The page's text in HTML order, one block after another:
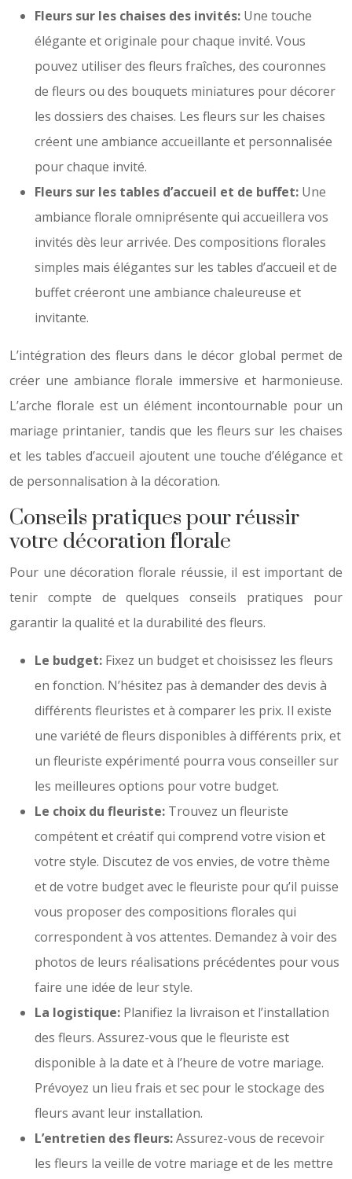
Fleurs sur les chaises des invités: Une touche
élégante et originale pour chaque invité. Vous
pouvez utiliser des fleurs fraîches, des couronnes
de fleurs ou des bouquets miniatures pour décorer
les dossiers des chaises. Les fleurs sur les chaises
créent une ambiance accueillante et personnalisée
pour chaque invité.
Fleurs sur les tables d’accueil et de buffet: Une
ambiance florale omniprésente qui accueillera vos
invités dès leur arrivée. Des compositions florales
simples mais élégantes sur les tables d’accueil et de
buffet créeront une ambiance chaleureuse et
invitante.
L’intégration des fleurs dans le décor global permet de
créer une ambiance florale immersive et harmonieuse.
L’arche florale est un élément incontournable pour un
mariage printanier, tandis que les fleurs sur les chaises
et les tables d’accueil ajoutent une touche d’élégance et
de personnalisation à la décoration.
Conseils pratiques pour réussir
votre décoration florale
Pour une décoration florale réussie, il est important de
tenir compte de quelques conseils pratiques pour
garantir la qualité et la durabilité des fleurs.
Le budget: Fixez un budget et choisissez les fleurs
en fonction. N’hésitez pas à demander des devis à
différents fleuristes et à comparer les prix. Il existe
une variété de fleurs disponibles à différents prix, et
un fleuriste expérimenté pourra vous conseiller sur
les meilleures options pour votre budget.
Le choix du fleuriste: Trouvez un fleuriste
compétent et créatif qui comprend votre vision et
votre style. Discutez de vos envies, de votre thème
et de votre budget avec le fleuriste pour qu’il puisse
vous proposer des compositions florales qui
correspondent à vos attentes. Demandez à voir des
photos de leurs réalisations précédentes pour vous
faire une idée de leur style.
La logistique: Planifiez la livraison et l’installation
des fleurs. Assurez-vous que le fleuriste est
disponible à la date et à l’heure de votre mariage.
Prévoyez un lieu frais et sec pour le stockage des
fleurs avant leur installation.
L’entretien des fleurs:Assurez-vous de recevoir
les fleurs la veille de votre mariage et de les mettre